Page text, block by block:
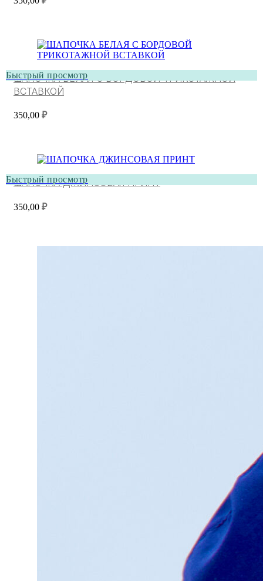
Быстрый просмотр
ШАПОЧКА БЕЛАЯ С БОРДОВОЙ ТРИКОТАЖНОЙ
ВСТАВКОЙ
350,00 ₽
Быстрый просмотр
ШАПОЧКА ДЖИНСОВАЯ ПРИНТ
350,00 ₽